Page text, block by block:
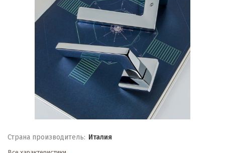
Страна производитель: Италия